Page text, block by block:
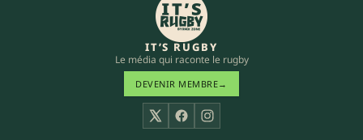
IT’S RUGBY
Le média qui raconte le rugby
DEVENIR MEMBRE→
X FacebookInstagram